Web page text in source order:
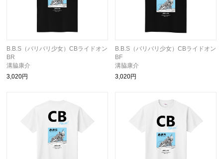
B.B.S（バリバリ少女）CBライドオン
BR
溝脇康介
3,020円
B.B.S（バリバリ少女）CBライドオン
BF
溝脇康介
3,020円